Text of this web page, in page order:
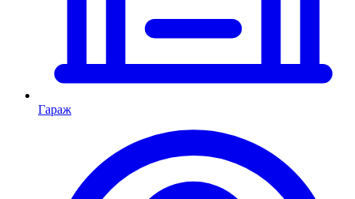
Гараж